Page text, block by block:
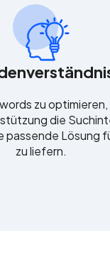
zu
die
passende Lösung
zu liefern.